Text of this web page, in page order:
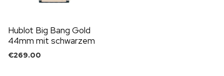
Hublot Big Bang Gold
44mm mit schwarzem
Zifferblatt
€269.00